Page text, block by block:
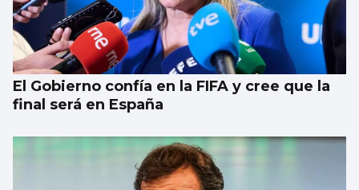
El Gobierno confía en la FIFA y cree que la
final será en España